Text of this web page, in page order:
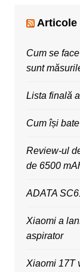
Articole
Cum se
sunt
Lista finală
Cum își
Review-ul
de 6500
ADATA
Xiaomi a
aspirator
Xiaomi 17T